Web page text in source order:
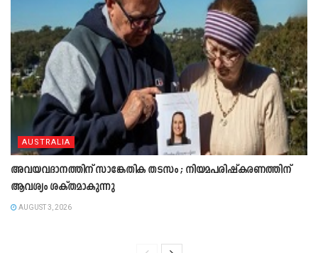
AUSTRALIA
അവയവദാനത്തിന് സാങ്കേതിക തടസം ; നിയമപരിഷ്‌കരണത്തിന്
ആവശ്യം ശക്തമാകുന്നു
AUGUST 3, 2026